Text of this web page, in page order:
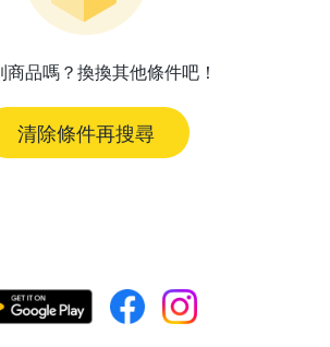
商品嗎？換換其他條件吧！
清除條件再搜尋